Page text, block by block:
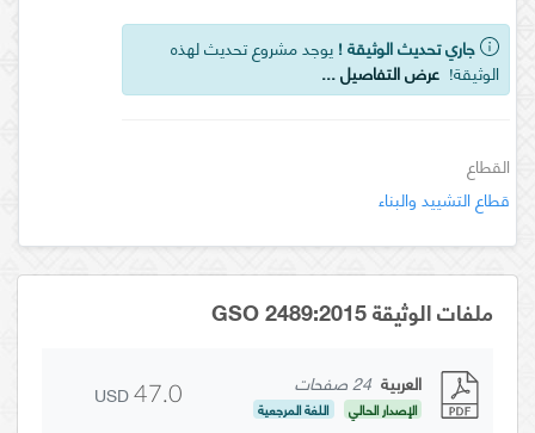
جاري تحديث الوثيقة ! يوجد مشروع تحديث لهذه
الوثيقة! عرض التفاصيل ...
القطاع
قطاع التشييد والبناء
ملفات الوثيقة GSO 2489:2015
العربية 24 صفحات
الإصدار الحالي اللغة المرجعية USD 47.0